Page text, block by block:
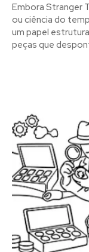
Embora Stranger
ou ciência do
um papel
peças que